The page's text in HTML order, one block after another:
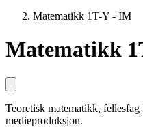
Matematikk 1T-Y - IM
Matematikk
Teoretisk matematikk,
medieproduksjon.